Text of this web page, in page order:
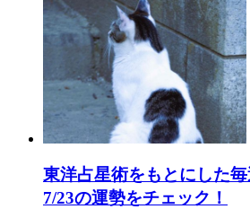
東洋占星術をもとにした
7/23の運勢をチェック！